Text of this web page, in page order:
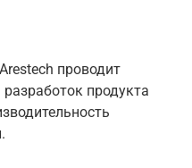
проводит
продукта